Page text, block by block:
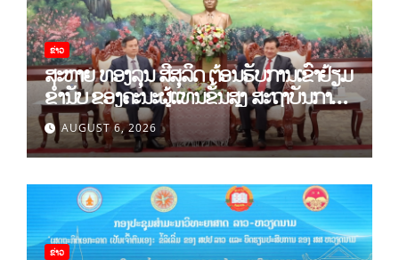
ຂ່າວ
ສະຫາຍ ທອງລຸນ ສີສຸລິດ ຕ້ອນຮັບການເຂົ້າຢ້ຽມ
ຂຳ່ນັບ ຂອງຄະນະຜູ້ແທນຂັ້ນສູງ ສະຖາບັນການ
ເມືອງແຫ່ງຊາດ ໂຮ່ຈີມິນ ແລະ ສະຖາບັນບັນດິດ
ວິທະຍາສາດສັງຄົມຫວຽດນາມ
AUGUST 6, 2026
ຂ່າວ